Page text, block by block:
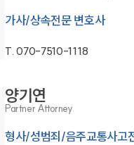
가사/상속전문 변호사
T.070-7510-1118
양기연
Partner Attorney
형사/성범죄/음주교통사고